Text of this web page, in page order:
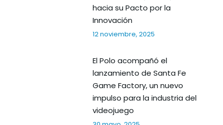
hacia su Pacto por la
Innovación
12 noviembre, 2025
El Polo acompañó el
lanzamiento de Santa Fe
Game Factory, un nuevo
impulso para la industria del
videojuego